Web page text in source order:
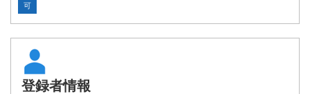
可
登録者情報